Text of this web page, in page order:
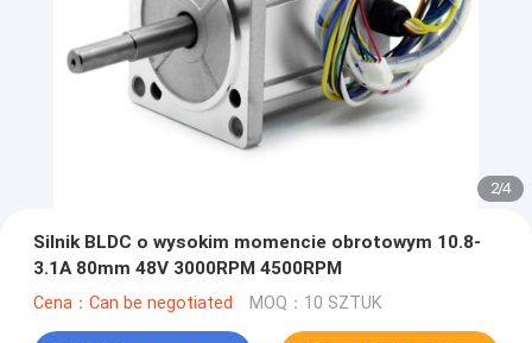
2/4
Silnik BLDC o wysokim momencie obrotowym 10.8-
3.1A 80mm 48V 3000RPM 4500RPM
Cena：Can be negotiated MOQ：10 SZTUK